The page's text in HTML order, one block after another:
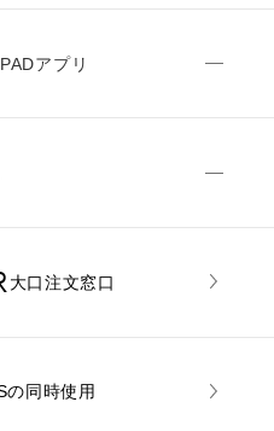
アプリ
⼤⼝注⽂窓⼝
の同時使用